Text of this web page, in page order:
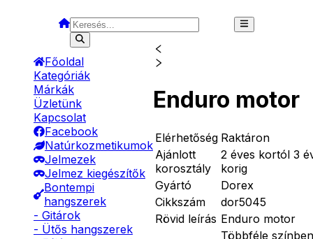
Főoldal
Kategóriák
Márkák
Üzletünk
Kapcsolat
Facebook
Natúrkozmetikumok
Jelmezek
Jelmez kiegészítők
Bontempi
hangszerek
- Gitárok
- Ütős hangszerek
Enduro motor
Elérhetőség Raktáron
Ajánlott
korosztály
2 éves kortól 3
korig
Gyártó
Dorex
Cikkszám
dor5045
Rövid leírás Enduro motor
Többféle színben